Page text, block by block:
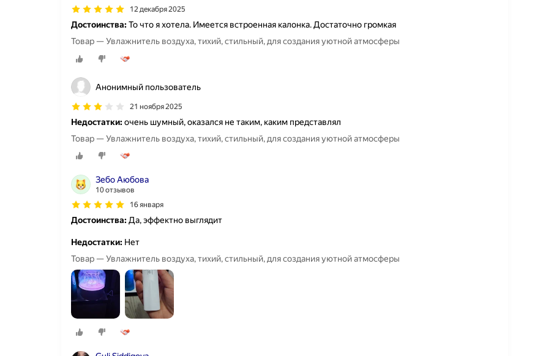
12 декабря 2025
Достоинства:То что я хотела. Имеется встроенная калонка. Достаточно громкая
Товар — Увлажнитель воздуха, тихий, стильный, для создания уютной атмосферы
Анонимный пользователь
21 ноября 2025
Недостатки:очень шумный, оказался не таким, каким представлял
Товар — Увлажнитель воздуха, тихий, стильный, для создания уютной атмосферы
Зебо Аюбова
10 отзывов
16 января
Достоинства:Да, эффектно выглядит
Недостатки: Нет
Товар — Увлажнитель воздуха, тихий, стильный, для создания уютной атмосферы